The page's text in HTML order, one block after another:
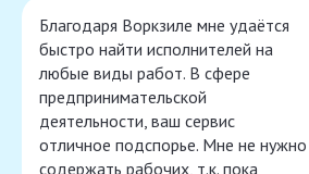
Благодаря Воркзиле мне удаётся
быстро найти исполнителей на
любые виды работ. В сфере
предпринимательской
деятельности, ваш сервис
отличное подспорье. Мне не нужно
содержать рабочих, т.к. пока